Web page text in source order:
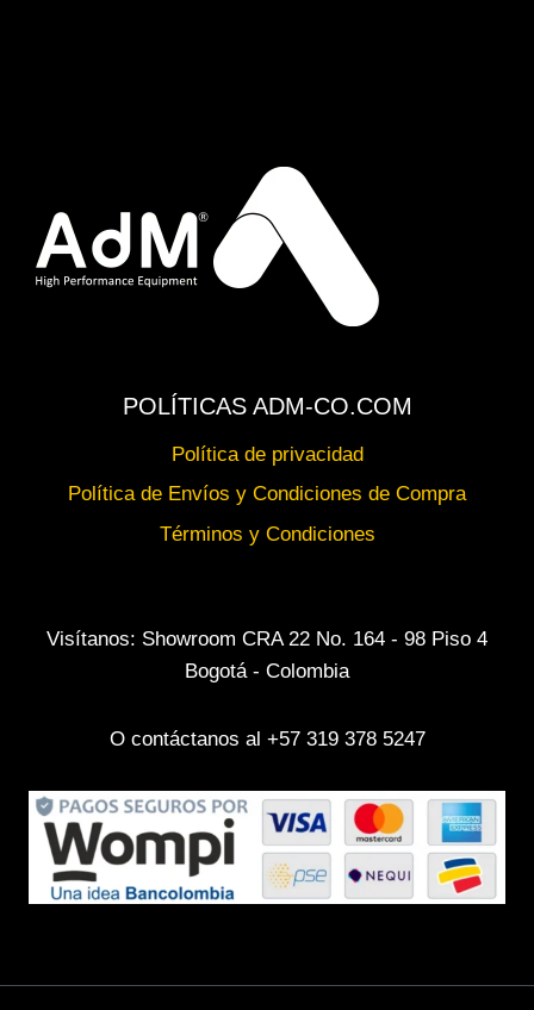
POLÍTICAS ADM-CO.COM
Política de privacidad
Política de Envíos y Condiciones de Compra
Términos y Condiciones
Visítanos: Showroom CRA 22 No. 164 - 98 Piso 4
Bogotá - Colombia
O contáctanos al +57 319 378 5247